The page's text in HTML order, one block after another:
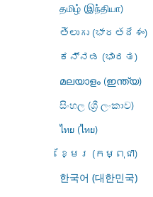
தமிழ் (இந்தியா)
తెలుగు (భారతదేశం)
ಕನ್ನಡ (ಭಾರತ)
മലയാളം (ഇന്ത്യ)
සිංහල (ශ්‍රී ලංකාව)
ไทย (ไทย)
ខ្មែរ (កម្ពុជា)
한국어 (대한민국)